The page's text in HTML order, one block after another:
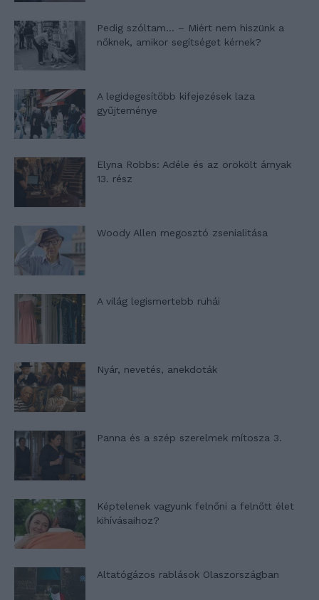
Pedig szóltam… – Miért nem hiszünk a
nőknek, amikor segítséget kérnek?
A legidegesítőbb kifejezések laza
gyűjteménye
Elyna Robbs: Adéle és az örökölt árnyak
13. rész
Woody Allen megosztó zsenialitása
A világ legismertebb ruhái
Nyár, nevetés, anekdoták
Panna és a szép szerelmek mítosza 3.
Képtelenek vagyunk felnőni a felnőtt élet
kihívásaihoz?
Altatógázos rablások Olaszországban